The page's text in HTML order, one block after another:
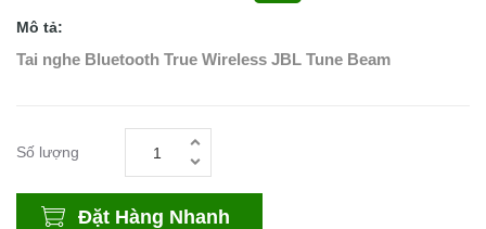
Mô tả:
Tai nghe Bluetooth True Wireless JBL Tune Beam
Số lượng
Đặt Hàng Nhanh